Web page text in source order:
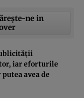
ne in
iar eforturile
avea de